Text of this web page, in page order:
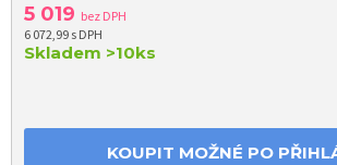
5 019 bez DPH
6 072,99 s DPH
Skladem >10ks
KOUPIT MOŽNÉ PO